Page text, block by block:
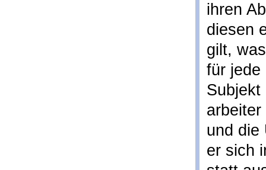
ihren
diesen
gilt,
für jede
Subjekt
und die
er sich